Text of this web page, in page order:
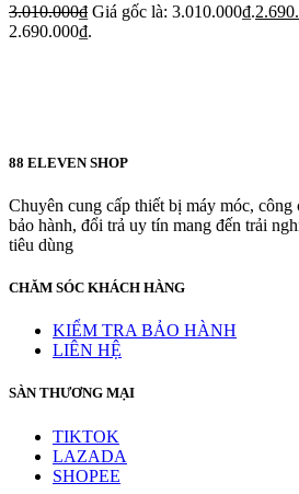
3.010.000₫ Giá gốc là: 3.010.000₫.
2.690.000₫.
88 ELEVEN SHOP
Chuyên cung cấp thiết bị máy móc,
bảo hành, đổi trả uy tín mang đến trải
tiêu dùng
CHĂM SÓC KHÁCH HÀNG
KIỂM TRA BẢO HÀNH
LIÊN HỆ
SÀN THƯƠNG MẠI
TIKTOK
LAZADA
SHOPEE